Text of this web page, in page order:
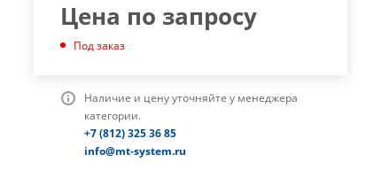
Цена по запросу
Под заказ
Наличие и цену уточняйте у менеджера
категории.
+7 (812) 325 36 85
info@mt-system.ru